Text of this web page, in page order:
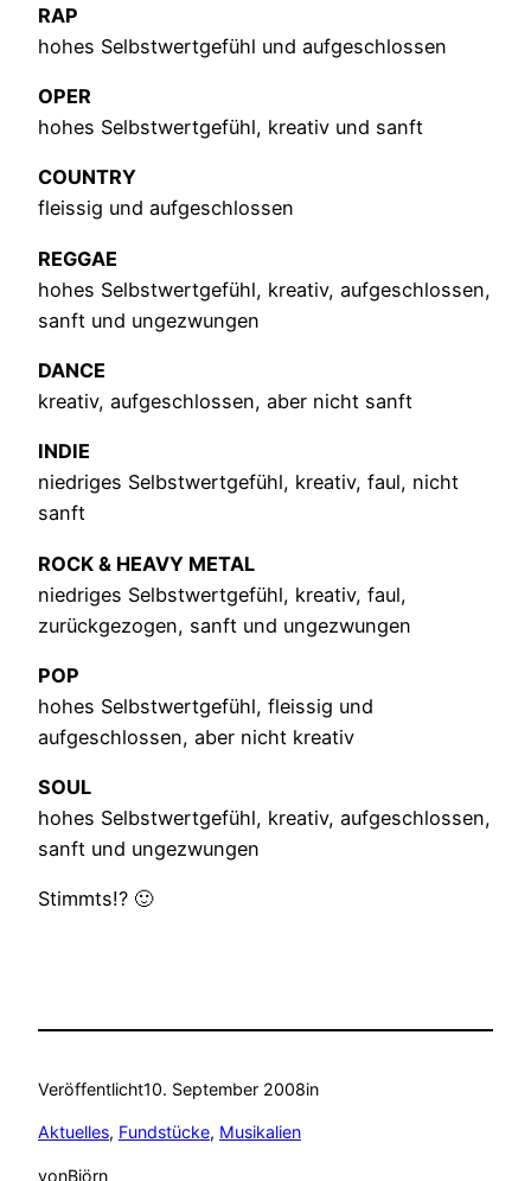
RAP
hohes Selbstwertgefühl und aufgeschlossen
OPER
hohes Selbstwertgefühl, kreativ und sanft
COUNTRY
fleissig und aufgeschlossen
REGGAE
hohes Selbstwertgefühl, kreativ, aufgeschlossen,
sanft und ungezwungen
DANCE
kreativ, aufgeschlossen, aber nicht sanft
INDIE
niedriges Selbstwertgefühl, kreativ, faul, nicht
sanft
ROCK & HEAVY METAL
niedriges Selbstwertgefühl, kreativ, faul,
zurückgezogen, sanft und ungezwungen
POP
hohes Selbstwertgefühl, fleissig und
aufgeschlossen, aber nicht kreativ
SOUL
hohes Selbstwertgefühl, kreativ, aufgeschlossen,
sanft und ungezwungen
Stimmts!? 🙂
Veröffentlicht10. September 2008in
Aktuelles, Fundstücke, Musikalien
vonBjörn